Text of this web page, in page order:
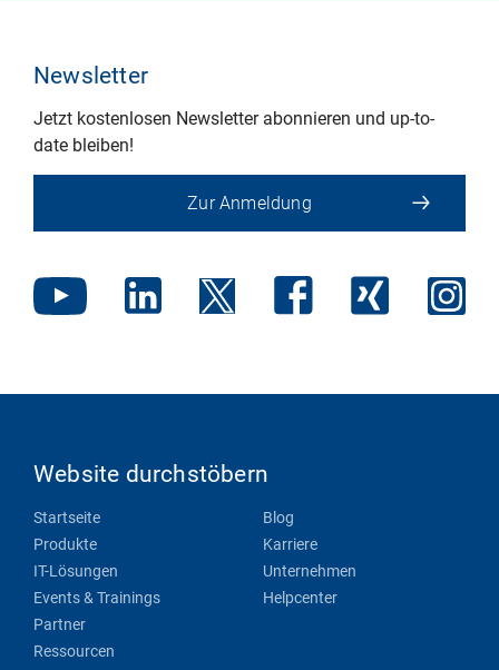
Newsletter
Jetzt kostenlosen Newsletter abonnieren und up-to-
date bleiben!
Zur Anmeldung
Website durchstöbern
Startseite
Produkte
IT-Lösungen
Events & Trainings
Partner
Ressourcen
Blog
Karriere
Unternehmen
Helpcenter